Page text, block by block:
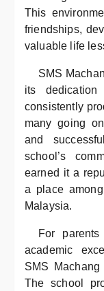
This
friendships,
valuable life
SMS
its
consistently
many going
and
school’s
earned it a
a place
Malaysia.
For
academic
SMS
The school